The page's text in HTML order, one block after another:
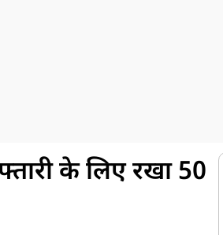
के लिए रखा 50